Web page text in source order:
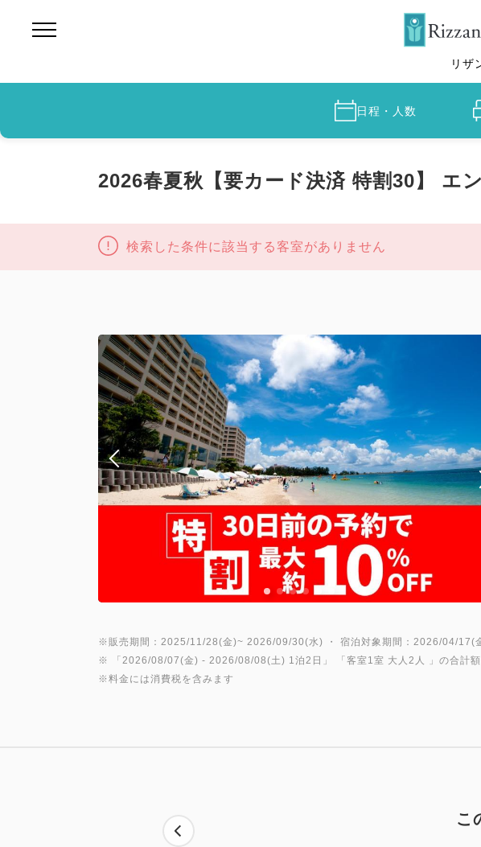
リザ
日程・人数
2026春夏秋【要カード決済 特割30】 エ
検索した条件に該当する客室がありません
※販売期間：2025/11/28(金)~ 2026/09/30(水) ・ 宿泊対象期間：2026/04/17(
※ 「 2026/08/07(金) - 2026/08/08(土) 1泊2日 」 「 客室1室 大人2人
」の合計
※料金には消費税を含みます
こ